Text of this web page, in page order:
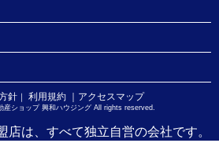
針｜ 利用規約 ｜アクセスマップ
ショップ 興和ハウジング All rights reserved.
店は、すべて独立自営の会社です。